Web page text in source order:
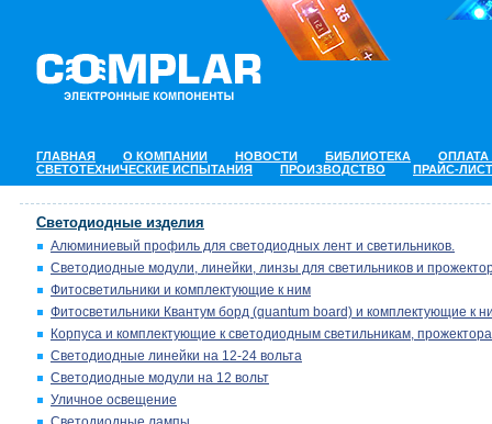
ГЛАВНАЯ О КОМПАНИИ НОВОСТИ БИБЛИОТЕКА
ОПЛАТА
СВЕТОТЕХНИЧЕСКИЕ ИСПЫТАНИЯ
ПРОИЗВОДСТВО ПРАЙС-ЛИСТ
Светодиодные изделия
Алюминиевый профиль для светодиодных лент и светильников.
Светодиодные модули, линейки, линзы для светильников и
Фитосветильники и комплектующие к ним
Фитосветильники Квантум борд (quantum board) и комплектующие к
Корпуса и комплектующие к светодиодным светильникам,
Светодиодные линейки на 12-24 вольта
Светодиодные модули на 12 вольт
Уличное освещение